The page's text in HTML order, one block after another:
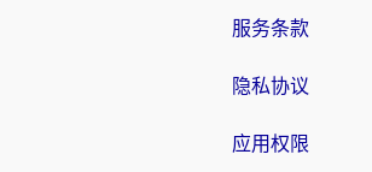
服务条款
隐私协议
应用权限